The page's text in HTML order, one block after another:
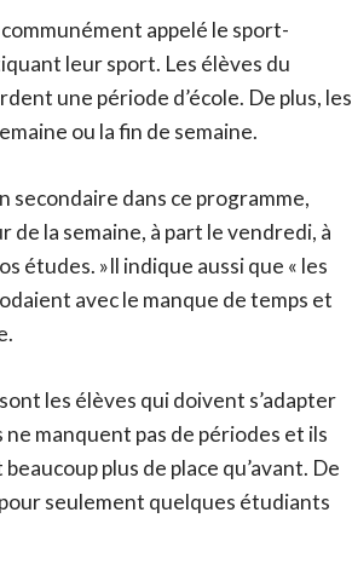
appelé le sport-
leur sport. Les élèves du
une période d’école. De plus, les
ou la fin de semaine.
secondaire dans ce programme,
de la semaine, à part le vendredi, à
études. »Il indique aussi que « les
avec le manque de temps et
les élèves qui doivent s’adapter
manquent pas de périodes et ils
plus de place qu’avant. De
seulement quelques étudiants